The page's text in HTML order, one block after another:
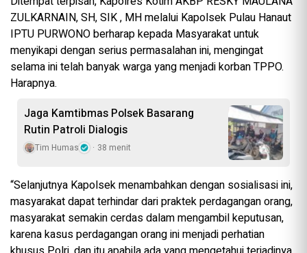
ZULKARNAIN, SH, SIK , MH melalui Kapolsek Pulau Hanaut
IPTU PURWONO berharap kepada Masyarakat untuk
menyikapi dengan serius permasalahan ini, mengingat
selama ini telah banyak warga yang menjadi korban TPPO.
Harapnya.
Jaga Kamtibmas Polsek Basarang
Rutin Patroli Dialogis
Tim Humas 38 menit
“Selanjutnya Kapolsek menambahkan dengan sosialisasi ini,
masyarakat dapat terhindar dari praktek perdagangan orang,
masyarakat semakin cerdas dalam mengambil keputusan,
karena kasus perdagangan orang ini menjadi perhatian